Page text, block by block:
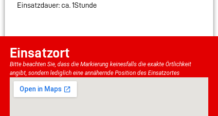
Einsatzdauer: ca. 1Stunde
Einsatzort
Bitte beachten Sie, dass die Markierung keinesfalls die exakte Örtlichkeit
angibt, sondern lediglich eine annähernde Position des Einsatzortes